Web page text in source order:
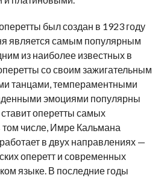
был создан в 1923 году
является самым популярным
из наиболее известных в
со своим зажигательным
танцами, темпераментными
эмоциями популярны
оперетты самых
том числе, Имре Кальмана
в двух направлениях —
оперетт и современных
языке. В последние годы